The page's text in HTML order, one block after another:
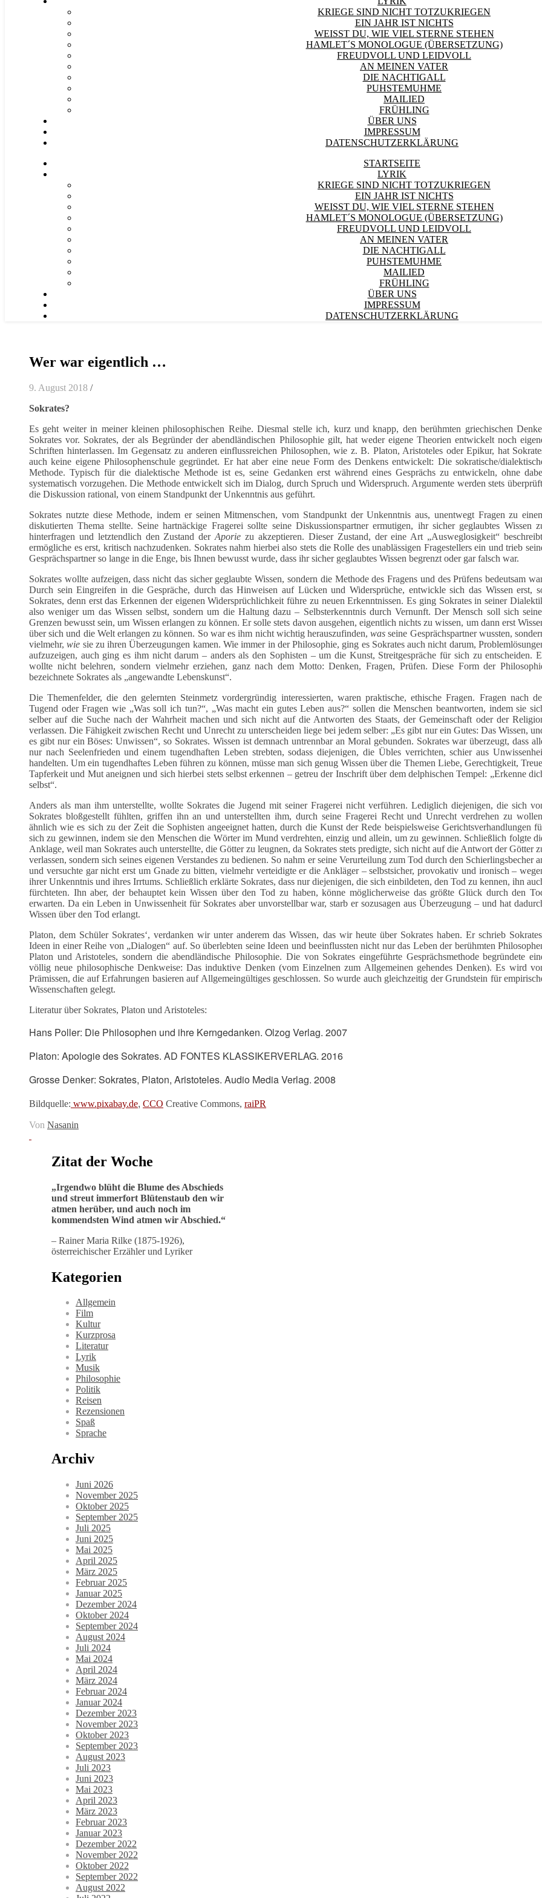
KRIEGE SIND NICHT TOTZUKRIEGEN
EIN JAHR IST NICHTS
WEISST DU, WIE VIEL STERNE STEHEN
HAMLET´S MONOLOGUE (ÜBERSETZUNG)
FREUDVOLL UND LEIDVOLL
AN MEINEN VATER
DIE NACHTIGALL
PUHSTEMUHME
MAILIED
FRÜHLING
ÜBER UNS
IMPRESSUM
DATENSCHUTZERKLÄRUNG
STARTSEITE
LYRIK
KRIEGE SIND NICHT TOTZUKRIEGEN
EIN JAHR IST NICHTS
WEISST DU, WIE VIEL STERNE STEHEN
HAMLET´S MONOLOGUE (ÜBERSETZUNG)
FREUDVOLL UND LEIDVOLL
AN MEINEN VATER
DIE NACHTIGALL
PUHSTEMUHME
MAILIED
FRÜHLING
ÜBER UNS
IMPRESSUM
DATENSCHUTZERKLÄRUNG
Wer war eigentlich …
9. August 2018 /
Sokrates?
Es geht weiter in meiner kleinen philosophischen Reihe. Diesmal stelle ich, kurz und knapp, den berühmten griechischen
Sokrates vor. Sokrates, der als Begründer der abendländischen Philosophie gilt, hat weder eigene Theorien entwickelt noch
Schriften hinterlassen. Im Gegensatz zu anderen einflussreichen Philosophen, wie z. B. Platon, Aristoteles oder Epikur, hat
auch keine eigene Philosophenschule gegründet. Er hat aber eine neue Form des Denkens entwickelt: Die sokratische/
Methode. Typisch für die dialektische Methode ist es, seine Gedanken erst während eines Gesprächs zu entwickeln, ohne
systematisch vorzugehen. Die Methode entwickelt sich im Dialog, durch Spruch und Widerspruch. Argumente werden stets
die Diskussion rational, von einem Standpunkt der Unkenntnis aus geführt.
Sokrates nutzte diese Methode, indem er seinen Mitmenschen, vom Standpunkt der Unkenntnis aus, unentwegt Fragen zu
diskutierten Thema stellte. Seine hartnäckige Fragerei sollte seine Diskussionspartner ermutigen, ihr sicher geglaubtes Wissen
hinterfragen und letztendlich den Zustand derAporie zu akzeptieren. Dieser Zustand, der eine Art „Ausweglosigkeit“
ermögliche es erst, kritisch nachzudenken. Sokrates nahm hierbei also stets die Rolle des unablässigen Fragestellers ein und trieb
Gesprächspartner so lange in die Enge, bis Ihnen bewusst wurde, dass ihr sicher geglaubtes Wissen begrenzt oder gar falsch war.
Sokrates wollte aufzeigen, dass nicht das sicher geglaubte Wissen, sondern die Methode des Fragens und des Prüfens bedeutsam
Durch sein Eingreifen in die Gespräche, durch das Hinweisen auf Lücken und Widersprüche, entwickle sich das Wissen erst,
Sokrates, denn erst das Erkennen der eigenen Widersprüchlichkeit führe zu neuen Erkenntnissen. Es ging Sokrates in seiner
also weniger um das Wissen selbst, sondern um die Haltung dazu – Selbsterkenntnis durch Vernunft. Der Mensch soll sich
Grenzen bewusst sein, um Wissen erlangen zu können. Er solle stets davon ausgehen, eigentlich nichts zu wissen, um dann erst
über sich und die Welt erlangen zu können. So war es ihm nicht wichtig herauszufinden,was seine Gesprächspartner wussten,
vielmehr,wie sie zu ihren Überzeugungen kamen. Wie immer in der Philosophie, ging es Sokrates auch nicht darum,
aufzuzeigen, auch ging es ihm nicht darum – anders als den Sophisten – um die Kunst, Streitgespräche für sich zu entscheiden.
wollte nicht belehren, sondern vielmehr erziehen, ganz nach dem Motto: Denken, Fragen, Prüfen. Diese Form der
bezeichnete Sokrates als „angewandte Lebenskunst“.
Die Themenfelder, die den gelernten Steinmetz vordergründig interessierten, waren praktische, ethische Fragen. Fragen nach
Tugend oder Fragen wie „Was soll ich tun?“, „Was macht ein gutes Leben aus?“ sollen die Menschen beantworten, indem sie
selber auf die Suche nach der Wahrheit machen und sich nicht auf die Antworten des Staats, der Gemeinschaft oder der
verlassen. Die Fähigkeit zwischen Recht und Unrecht zu unterscheiden liege bei jedem selber: „Es gibt nur ein Gutes: Das Wissen,
es gibt nur ein Böses: Unwissen“, so Sokrates. Wissen ist demnach untrennbar an Moral gebunden. Sokrates war überzeugt, dass
nur nach Seelenfrieden und einem tugendhaften Leben strebten, sodass diejenigen, die Übles verrichten, schier aus
handelten. Um ein tugendhaftes Leben führen zu können, müsse man sich genug Wissen über die Themen Liebe, Gerechtigkeit,
Tapferkeit und Mut aneignen und sich hierbei stets selbst erkennen – getreu der Inschrift über dem delphischen Tempel: „Erkenne
selbst“.
Anders als man ihm unterstellte, wollte Sokrates die Jugend mit seiner Fragerei nicht verführen. Lediglich diejenigen, die sich
Sokrates bloßgestellt fühlten, griffen ihn an und unterstellten ihm, durch seine Fragerei Recht und Unrecht verdrehen zu
ähnlich wie es sich zu der Zeit die Sophisten angeeignet hatten, durch die Kunst der Rede beispielsweise Gerichtsverhandlungen
sich zu gewinnen, indem sie den Menschen die Wörter im Mund verdrehten, einzig und allein, um zu gewinnen. Schließlich folgte
Anklage, weil man Sokrates auch unterstellte, die Götter zu leugnen, da Sokrates stets predigte, sich nicht auf die Antwort der Götter
verlassen, sondern sich seines eigenen Verstandes zu bedienen. So nahm er seine Verurteilung zum Tod durch den Schierlingsbecher
und versuchte gar nicht erst um Gnade zu bitten, vielmehr verteidigte er die Ankläger – selbstsicher, provokativ und ironisch –
ihrer Unkenntnis und ihres Irrtums. Schließlich erklärte Sokrates, dass nur diejenigen, die sich einbildeten, den Tod zu kennen, ihn
fürchteten. Ihn aber, der behauptet kein Wissen über den Tod zu haben, könne möglicherweise das größte Glück durch den
erwarten. Da ein Leben in Unwissenheit für Sokrates aber unvorstellbar war, starb er sozusagen aus Überzeugung – und hat
Wissen über den Tod erlangt.
Platon, dem Schüler Sokrates‘, verdanken wir unter anderem das Wissen, das wir heute über Sokrates haben. Er schrieb
Ideen in einer Reihe von „Dialogen“ auf. So überlebten seine Ideen und beeinflussten nicht nur das Leben der berühmten
Platon und Aristoteles, sondern die abendländische Philosophie. Die von Sokrates eingeführte Gesprächsmethode begründete
völlig neue philosophische Denkweise: Das induktive Denken (vom Einzelnen zum Allgemeinen gehendes Denken). Es wird
Prämissen, die auf Erfahrungen basieren auf Allgemeingültiges geschlossen. So wurde auch gleichzeitig der Grundstein für
Wissenschaften gelegt.
Literatur über Sokrates, Platon und Aristoteles:
Hans Poller: Die Philosophen und ihre Kerngedanken. Olzog Verlag. 2007
Platon: Apologie des Sokrates. AD FONTES KLASSIKERVERLAG. 2016
Grosse Denker: Sokrates, Platon, Aristoteles. Audio Media Verlag. 2008
Bildquelle: www.pixabay.de, CCO Creative Commons, raiPR
Von Nasanin
Zitat der Woche
„Irgendwo blüht die Blume des Abschieds
und streut immerfort Blütenstaub den wir
atmen herüber, und auch noch im
kommendsten Wind atmen wir Abschied.“
– Rainer Maria Rilke (1875-1926),
österreichischer Erzähler und Lyriker
Kategorien
Allgemein
Film
Kultur
Kurzprosa
Literatur
Lyrik
Musik
Philosophie
Politik
Reisen
Rezensionen
Spaß
Sprache
Archiv
Juni 2026
November 2025
Oktober 2025
September 2025
Juli 2025
Juni 2025
Mai 2025
April 2025
März 2025
Februar 2025
Januar 2025
Dezember 2024
Oktober 2024
September 2024
August 2024
Juli 2024
Mai 2024
April 2024
März 2024
Februar 2024
Januar 2024
Dezember 2023
November 2023
Oktober 2023
September 2023
August 2023
Juli 2023
Juni 2023
Mai 2023
April 2023
März 2023
Februar 2023
Januar 2023
Dezember 2022
November 2022
Oktober 2022
September 2022
August 2022